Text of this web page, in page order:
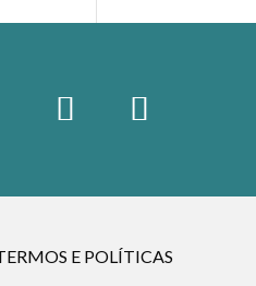
E POLÍTICAS